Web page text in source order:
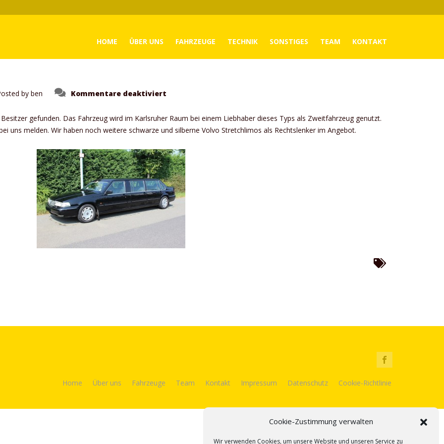
Cookie-Zustimmung verwalten
Wir verwenden Cookies, um unsere Website und unseren Service zu
HOME ÜBER UNS FAHRZEUGE TECHNIK SONSTIGES TEAM KONTAKT
by ben Kommentare deaktiviert
gefunden. Das Fahrzeug wird im Karlsruher Raum bei einem Liebhaber dieses Typs als Zweitfahrzeug genutzt.
uns melden. Wir haben noch weitere schwarze und silberne Volvo Stretchlimos als Rechtslenker im Angebot.
Home Über uns Fahrzeuge Team Kontakt Impressum Datenschutz Cookie-Richtlinie